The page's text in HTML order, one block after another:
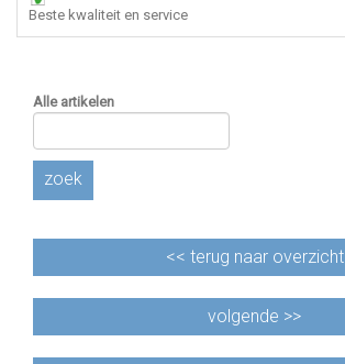
Beste kwaliteit en service
Alle artikelen
zoek
<< terug naar overzicht
volgende >>